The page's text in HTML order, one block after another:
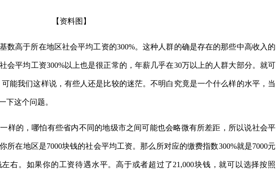
【资料图】
数高于所在地区社会平均工资的300%。这种人群的确是存在的那些中高收入的
会平均工资300%以上也是很正常的，年薪几乎在30万以上的人群大部分。就可
能我们这样说，有些人还是比较的迷茫。不明白究竟是一个什么样的水平，当
下这个问题。
样的，哪怕有些省内不同的地级市之间可能也会略微有所差距，所以说社会平
所在地区是7000块钱的社会平均工资。那么所对应的缴费指数300%就是7000元
右。如果你的工资待遇水平。高于或者超过了21,000块钱，就可以选择按照